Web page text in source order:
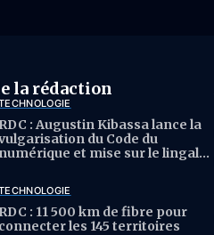
la rédaction
RDC : Augustin Kibassa lance la
du Code du
numérique et mise sur le lingala
RDC : 11 500 km de fibre pour
connecter les 145 territoires